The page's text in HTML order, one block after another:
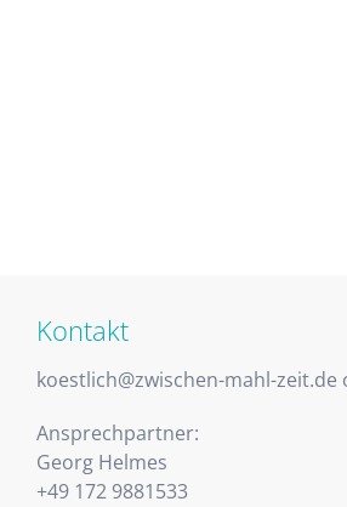
Kontakt
koestlich@zwischen-mahl-zeit.de
Ansprechpartner:
Georg Helmes
+49 172 9881533